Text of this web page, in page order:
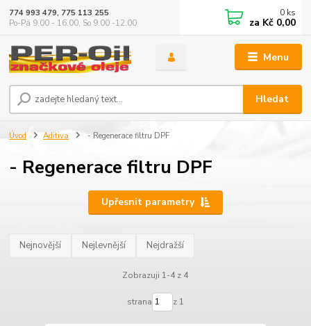
Menu
Hledat
774 993 479, 775 113 255
Po-Pá 9.00 - 16.00, So 9.00 -12.00
0 ks
za Kč 0,00
Úvod Aditiva - Regenerace filtru DPF
- Regenerace filtru DPF
Upřesnit parametry
Nejnovější Nejlevnější Nejdražší
Zobrazuji 1-4 z 4
strana z 1